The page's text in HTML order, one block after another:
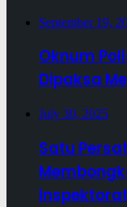
September 19,
Oknum
Dipaksa
July 30, 2025
Satu